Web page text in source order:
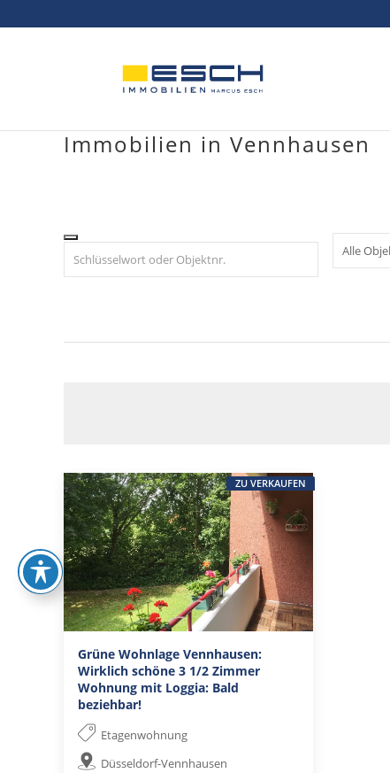
to
Immobilien in Vennhausen
Grüne Wohnlage Vennhausen:
Wirklich schöne 3 1/2 Zimmer
Wohnung mit Loggia: Bald
beziehbar!
Etagenwohnung
Düsseldorf-Vennhausen
ZU VERKAUFEN